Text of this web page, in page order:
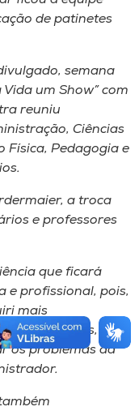
de patinetes
semana
um Show” com
reuniu
Ciências
Física, Pedagogia e
a troca
e professores
que ficará
e profissional, pois,
mais
gestores,
os problemas da